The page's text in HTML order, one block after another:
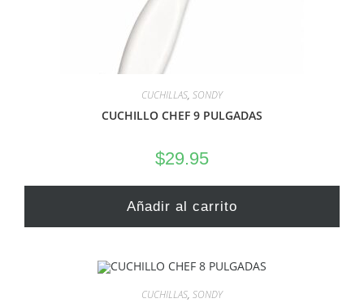
CUCHILLAS, SONDY
CUCHILLO CHEF 9 PULGADAS
$29.95
Añadir al carrito
CUCHILLAS, SONDY